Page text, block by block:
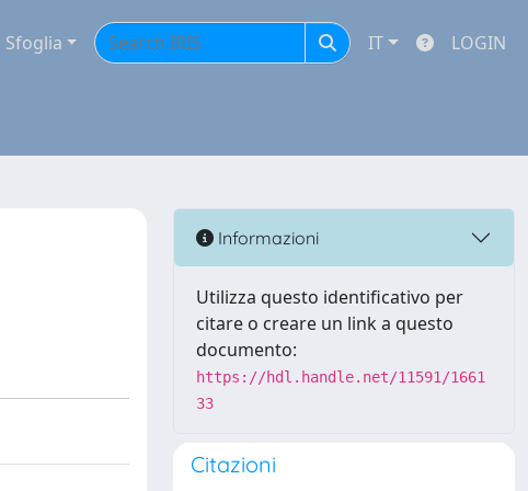
Sfoglia IT LOGIN
Informazioni
Utilizza questo identificativo per
citare o creare un link a questo
documento:
https://hdl.handle.net/11591/1661
33
Citazioni